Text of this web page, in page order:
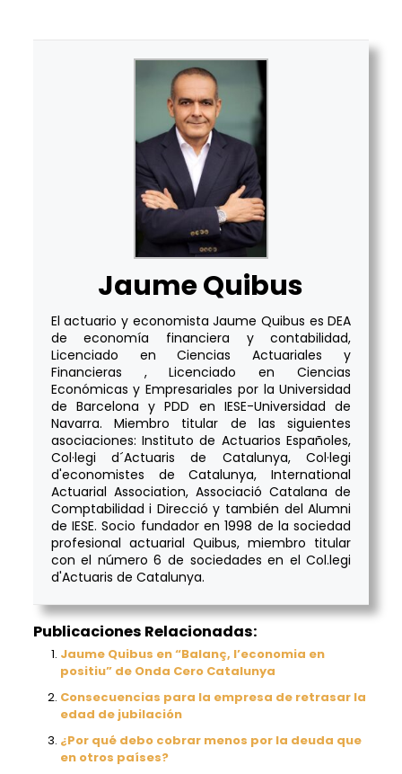
Jaume Quibus
El actuario y economista Jaume Quibus es DEA
de economía financiera y contabilidad,
Licenciado en Ciencias Actuariales y
Financieras , Licenciado en Ciencias
Económicas y Empresariales por la Universidad
de Barcelona y PDD en IESE-Universidad de
Navarra. Miembro titular de las siguientes
asociaciones: Instituto de Actuarios Españoles,
Col·legi d´Actuaris de Catalunya, Col·legi
d'economistes de Catalunya, International
Actuarial Association, Associació Catalana de
Comptabilidad i Direcció y también del Alumni
de IESE. Socio fundador en 1998 de la sociedad
profesional actuarial Quibus, miembro titular
con el número 6 de sociedades en el Col.legi
d'Actuaris de Catalunya.
Publicaciones Relacionadas:
Jaume Quibus en “Balanç, l’economia en
positiu” de Onda Cero Catalunya
Consecuencias para la empresa de retrasar la
edad de jubilación
¿Por qué debo cobrar menos por la deuda que
en otros países?